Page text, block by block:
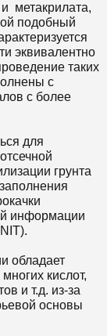
метакрилата,
подобный
эквивалентно
таких
с
с более
для
грунта
информации
обладает
кислот,
и т.д. из-за
основы